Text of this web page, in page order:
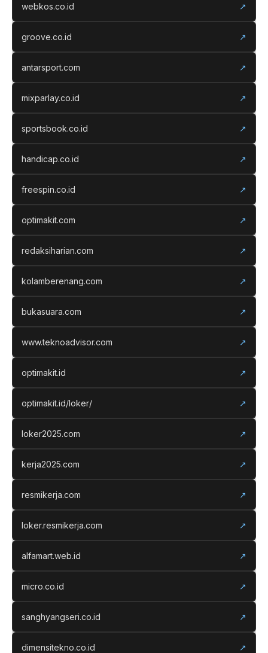
webkos.co.id ↗
groove.co.id ↗
antarsport.com ↗
mixparlay.co.id ↗
sportsbook.co.id ↗
handicap.co.id ↗
freespin.co.id ↗
optimakit.com ↗
redaksiharian.com ↗
kolamberenang.com ↗
bukasuara.com ↗
www.teknoadvisor.com ↗
optimakit.id ↗
optimakit.id/loker/ ↗
loker2025.com ↗
kerja2025.com ↗
resmikerja.com ↗
loker.resmikerja.com ↗
alfamart.web.id ↗
micro.co.id ↗
sanghyangseri.co.id ↗
dimensitekno.co.id ↗